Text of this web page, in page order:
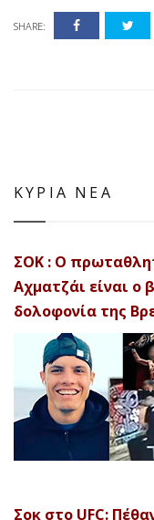
SHARE:
ΚΥΡΙΑ ΝΕΑ
ΣΟΚ : Ο
Αχματζάι είναι ο
δολοφονία της
Σοκ στο UFC: